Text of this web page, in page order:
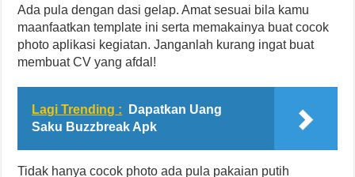
Ada pula dengan dasi gelap. Amat sesuai bila kamu
maanfaatkan template ini serta memakainya buat cocok
photo aplikasi kegiatan. Janganlah kurang ingat buat
membuat CV yang afdal!
Lagi Trending :
Dapatkan Uang
Saku Buzzbreak Apk
Tidak hanya cocok photo ada pula pakaian putih